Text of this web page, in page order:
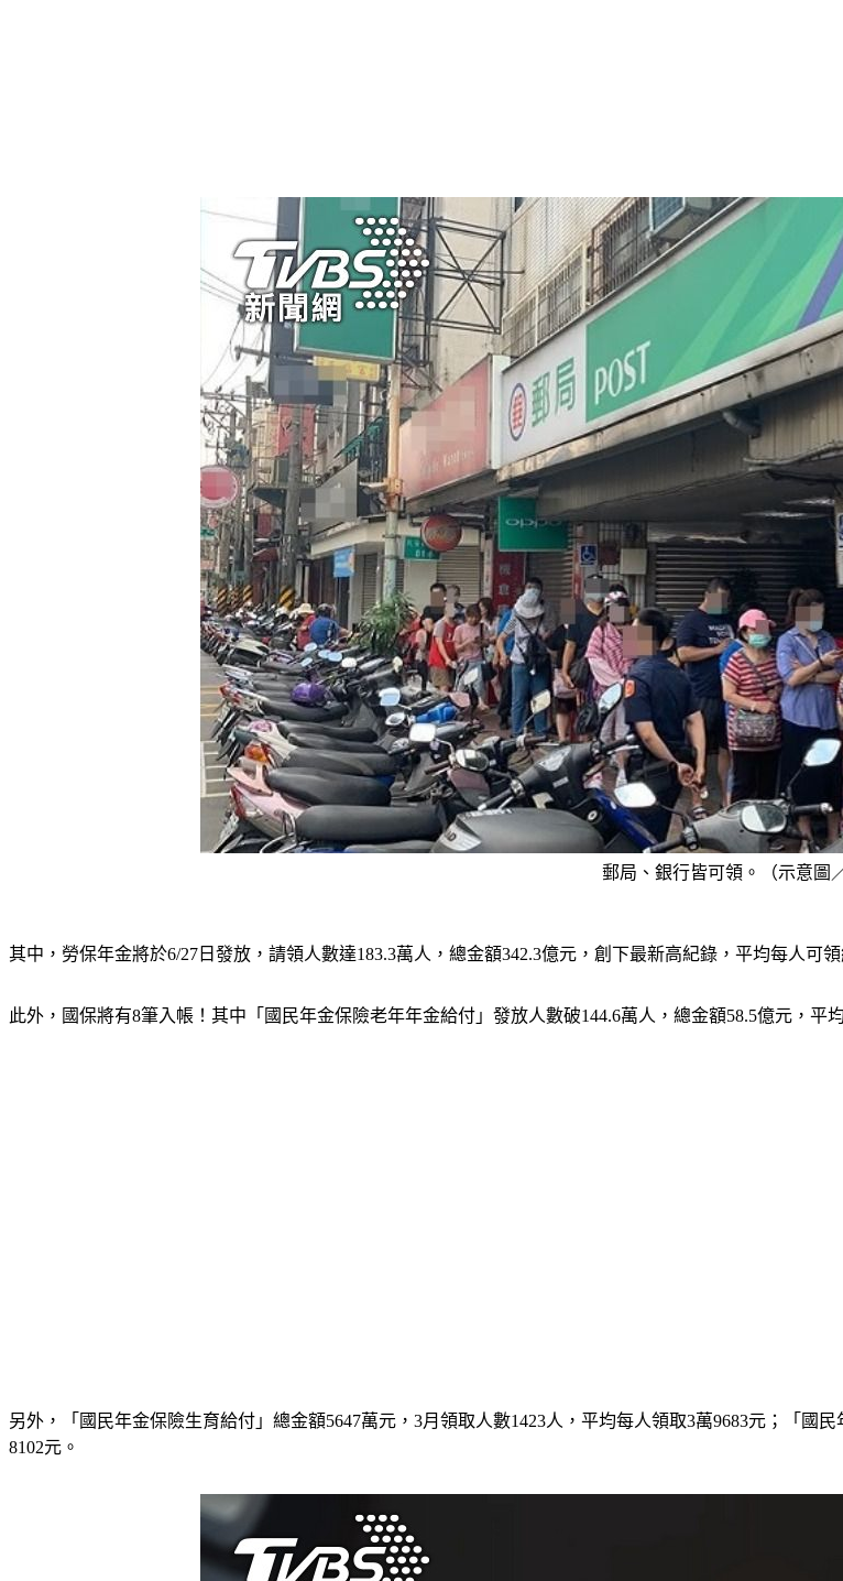
郵局、銀行皆可領。（示意圖
其中，勞保年金將於6/27日發放，請領人數達183.3萬人，總金額342.3億元，創下最新高紀錄，平均每人可領
此外，國保將有8筆入帳！其中「國民年金保險老年年金給付」發放人數破144.6萬人，總金額58.5億元，平
另外，「國民年金保險生育給付」總金額5647萬元，3月領取人數1423人，平均每人領取3萬9683元；「國
8102元。